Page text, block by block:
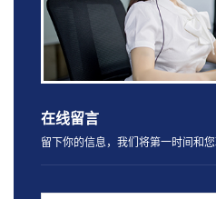
在线留言
留下你的信息，我们将第一时间和您